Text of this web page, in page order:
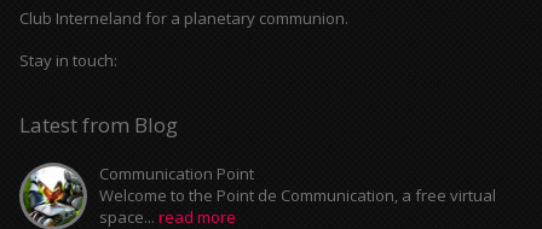
Club Interneland for a planetary communion.
Stay in touch:
Latest from Blog
Communication Point
Welcome to the Point de Communication, a free virtual
space... read more